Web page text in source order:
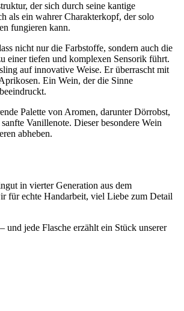
der sich durch seine kantige
als ein wahrer Charakterkopf, der solo
fungieren kann.
nicht nur die Farbstoffe, sondern auch die
einer tiefen und komplexen Sensorik führt.
auf innovative Weise. Er überrascht mit
Ein Wein, der die Sinne
Palette von Aromen, darunter Dörrobst,
Vanillenote. Dieser besondere Wein
abheben.
in vierter Generation aus dem
für echte Handarbeit, viel Liebe zum Detail
jede Flasche erzählt ein Stück unserer